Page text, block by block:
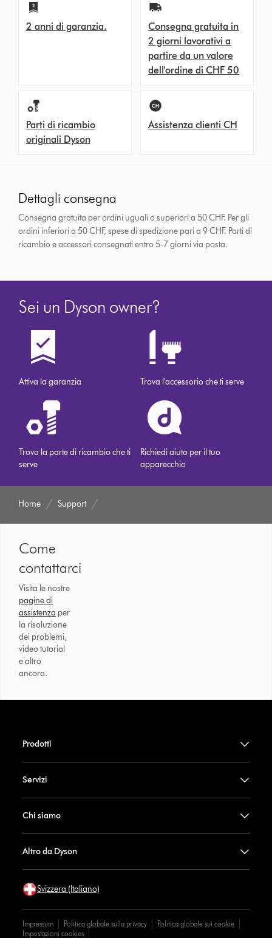
2 anni di garanzia.
Consegna gratuita in
2 giorni lavorativi a
partire da un valore
dell'ordine di CHF 50
Parti di ricambio
originali Dyson
Assistenza clienti CH
Dettagli consegna
Consegna gratuita per ordini uguali o superiori a 50 CHF. Per gli
ordini inferiori a 50 CHF, spese di spedizione pari a 9 CHF. Parti di
ricambio e accessori consegnati entro 5-7 giorni via posta.
Sei un Dyson owner?
Attiva la garanzia Trova l'accessorio che ti serve
Trova la parte di ricambio che ti
serve
Richiedi aiuto per il tuo
apparecchio
Home Support
Come
contattarci
Visita le nostre
pagine di
assistenza per
la risoluzione
dei problemi,
video tutorial
e altro
ancora.
Prodotti
Servizi
Chi siamo
Altro da Dyson
Svizzera (Italiano)
Impressum Politica globale sulla privacy
Politica globale sui cookie
Impostazioni cookies